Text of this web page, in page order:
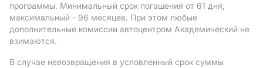
программы. Минимальный срок погашения от 61 дня,
максимальный - 96 месяцев. При этом любые
дополнительные комиссии автоцентром Академический не
взимаются.
В случае невозвращения в условленный срок суммы